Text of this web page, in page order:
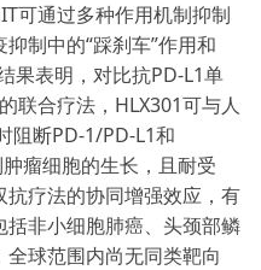
可通过多种作用机制抑制
抑制中的“踩刹车”作用和
果表明，对比抗PD-L1单
联合疗法， HLX301可与人
阻断PD-1/PD-L1和
瘤细胞的生长，且耐受
疗法的协同增强效应，有
非小细胞肺癌、头颈部鳞
球范围内尚无同类靶向